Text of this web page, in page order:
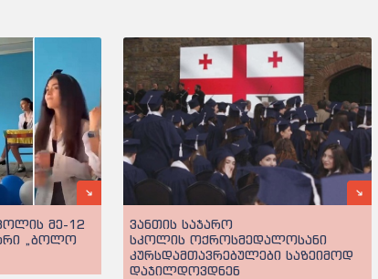
მე-12
„ბოლო
ვანთის საჯარო
სკოლის ოქროსმედალოსანი
კურსდამთავრებულები საზეიმოდ
დაჯილდოვდნენ